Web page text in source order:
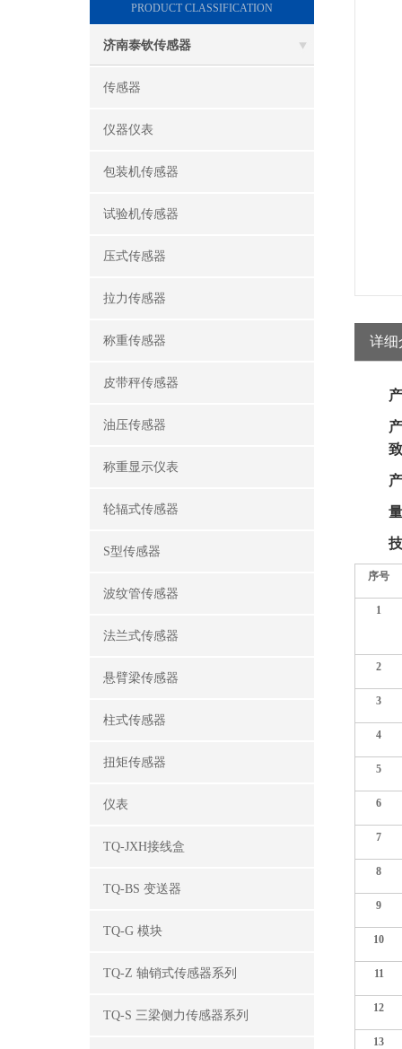
PRODUCT CLASSIFICATION
济南泰钦传感器
传感器
仪器仪表
包装机传感器
试验机传感器
压式传感器
拉力传感器
称重传感器
皮带秤传感器
油压传感器
称重显示仪表
轮辐式传感器
S型传感器
波纹管传感器
法兰式传感器
悬臂梁传感器
柱式传感器
扭矩传感器
仪表
TQ-JXH接线盒
TQ-BS 变送器
TQ-G 模块
TQ-Z 轴销式传感器系列
TQ-S 三梁侧力传感器系列
详细
序号
1
2
3
4
5
6
7
8
9
10
11
12
13